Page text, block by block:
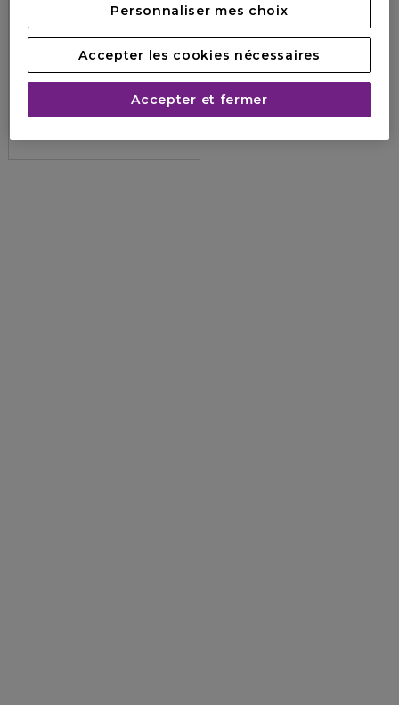
"CLOSE-SHAVERS" SQUADRON™
Crème à raser haute fraîcheur tous types de peaux
13,00 €
Personnaliser mes choix
Accepter les cookies nécessaires
Accepter et fermer